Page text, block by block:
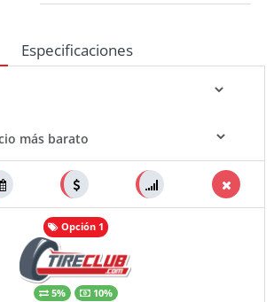
Especificaciones
Opción 1
5% 10%